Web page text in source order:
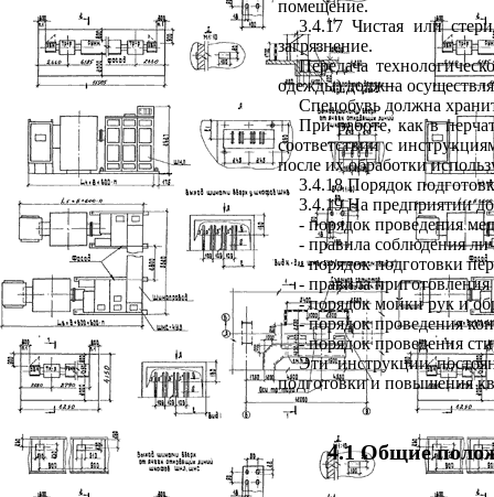
помещение.
3.4.17 Чистая или
загрязнение.
Передача
одежды) должна
Спецобувь должна
При работе, как в
соответствии с
после их обработки
3.4.18 Порядок
3.4.19 На предприятии
- порядок проведения
- правила соблюдения
- порядок подготовки
- правила
- порядок мойки рук и
- порядок проведения
- порядок проведения
Эти инструкции
подготовки и повышения
4.1 Общие